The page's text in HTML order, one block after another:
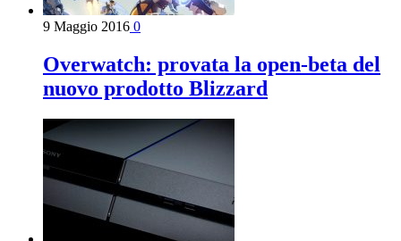
9 Maggio 2016 0
Overwatch: provata la open-beta del
nuovo prodotto Blizzard